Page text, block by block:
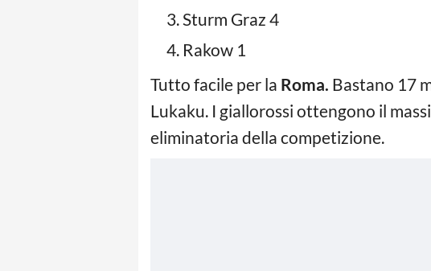
Sturm Graz 4
Rakow 1
Tutto facile per la Roma. Bastano 17
Lukaku. I giallorossi ottengono il
eliminatoria della competizione.